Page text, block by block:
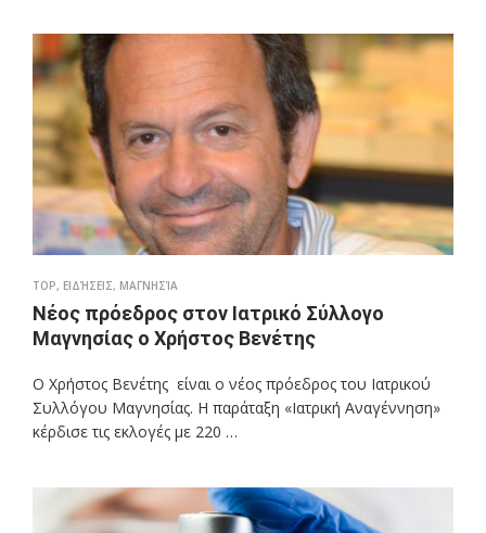
TOP, ΕΙΔΉΣΕΙΣ, ΜΑΓΝΗΣΊΑ
Νέος πρόεδρος στον Ιατρικό Σύλλογο
Μαγνησίας ο Χρήστος Βενέτης
Ο Χρήστος Βενέτης είναι ο νέος πρόεδρος του Ιατρικού
Συλλόγου Μαγνησίας. Η παράταξη «Ιατρική Αναγέννηση»
κέρδισε τις εκλογές με 220 …